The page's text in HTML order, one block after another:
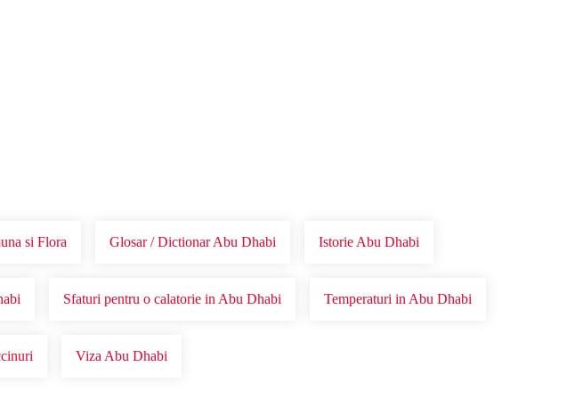
si Flora Glosar / Dictionar Abu Dhabi Istorie Abu Dhabi
Sfaturi pentru o calatorie in Abu Dhabi Temperaturi in Abu Dhabi
Viza Abu Dhabi